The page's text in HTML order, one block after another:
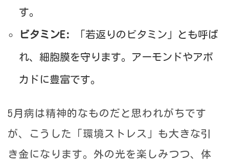
す。
ビタミンE: 「若返りのビタミン」とも呼ば
れ、細胞膜を守ります。アーモンドやアボ
カドに豊富です。
5月病は精神的なものだと思われがちです
が、こうした「環境ストレス」も大きな引
き金になります。外の光を楽しみつつ、体